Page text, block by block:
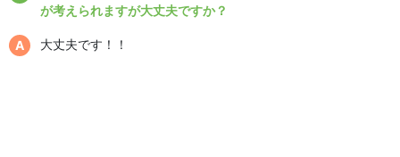
が考えられますが大丈夫ですか？
大丈夫です！！